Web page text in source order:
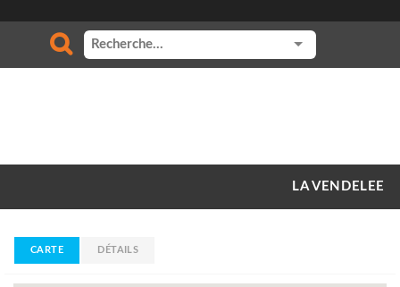
LA VENDELEE
CARTE DÉTAILS